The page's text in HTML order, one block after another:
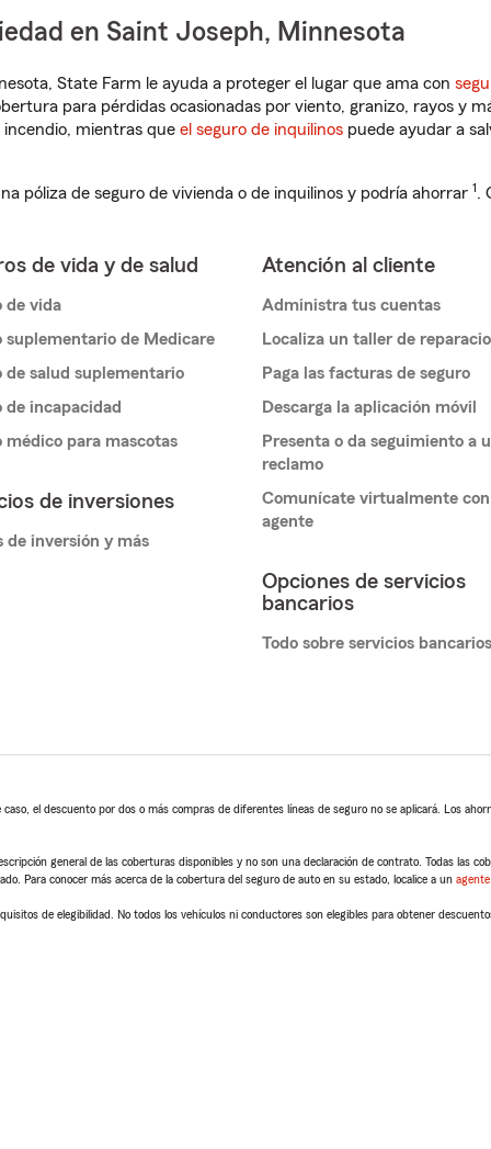
en Saint Joseph, Minnesota
State Farm le ayuda a proteger el lugar que ama con
para pérdidas ocasionadas por viento, granizo, rayos y
mientras que el seguro de inquilinos puede ayudar a
póliza de seguro de vivienda o de inquilinos y podría ahorrar 1.
de vida y de salud
de vida
suplementario de Medicare
de salud suplementario
de incapacidad
médico para mascotas
de inversiones
de inversión y más
Atención al cliente
Administra tus cuentas
Localiza un taller de
Paga las facturas de seguro
Descarga la aplicación móvil
Presenta o da seguimiento a
reclamo
Comunícate virtualmente
agente
Opciones de servicios
bancarios
Todo sobre servicios bancarios
el descuento por dos o más compras de diferentes líneas de seguro no se aplicará. Los
general de las coberturas disponibles y no son una declaración de contrato. Todas las
Para conocer más acerca de la cobertura del seguro de auto en su estado, localice a un
de elegibilidad. No todos los vehículos ni conductores son elegibles para obtener